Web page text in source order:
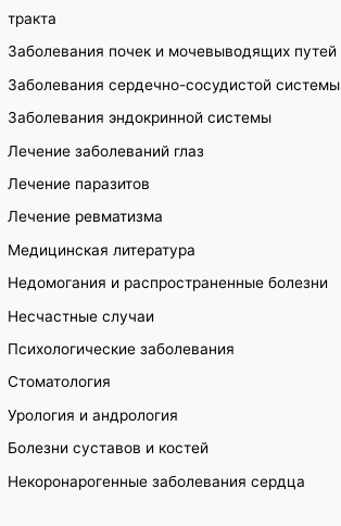
тракта
Заболевания почек и мочевыводящих путей
Заболевания сердечно-сосудистой системы
Заболевания эндокринной системы
Лечение заболеваний глаз
Лечение паразитов
Лечение ревматизма
Медицинская литература
Недомогания и распространенные болезни
Несчастные случаи
Психологические заболевания
Стоматология
Урология и андрология
Болезни суставов и костей
Некоронарогенные заболевания сердца